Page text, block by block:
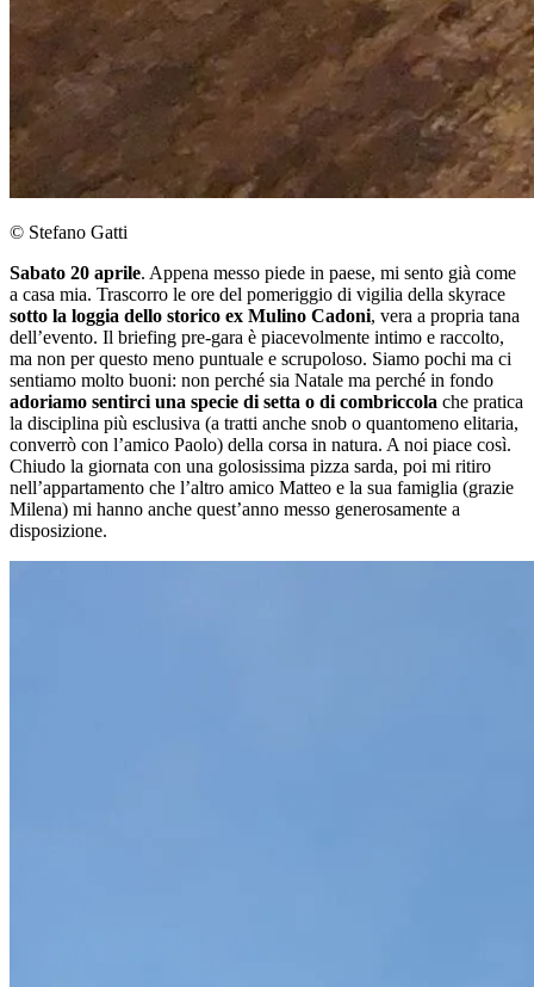
© Stefano Gatti
Sabato 20 aprile. Appena messo piede in paese, mi sento già come
a casa mia. Trascorro le ore del pomeriggio di vigilia della skyrace
sotto la loggia dello storico ex Mulino Cadoni, vera a propria tana
dell’evento. Il briefing pre-gara è piacevolmente intimo e raccolto,
ma non per questo meno puntuale e scrupoloso. Siamo pochi ma ci
sentiamo molto buoni: non perché sia Natale ma perché in fondo
adoriamo sentirci una specie di setta o di combriccola che pratica
la disciplina più esclusiva (a tratti anche snob o quantomeno elitaria,
converrò con l’amico Paolo) della corsa in natura. A noi piace così.
Chiudo la giornata con una golosissima pizza sarda, poi mi ritiro
nell’appartamento che l’altro amico Matteo e la sua famiglia (grazie
Milena) mi hanno anche quest’anno messo generosamente a
disposizione.